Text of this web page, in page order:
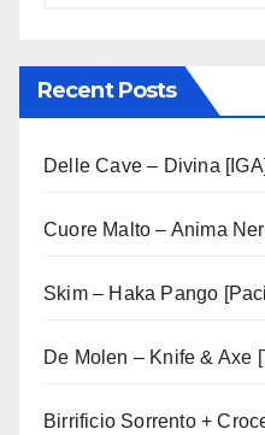
Recent Posts
Delle Cave – Divina [IGA]
Cuore Malto – Anima
Skim – Haka Pango
De Molen – Knife & Axe
Birrificio Sorrento +